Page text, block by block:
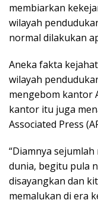
membiarkan
wilayah
normal dilakukan
Aneka fakta
wilayah
mengebom kantor
kantor itu juga
Associated Press
“Diamnya
dunia, begitu pula
disayangkan dan
memalukan di era